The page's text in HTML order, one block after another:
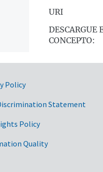
URI
DESCARGUE
CONCEPTO:
Policy
Statement
Policy
Quality